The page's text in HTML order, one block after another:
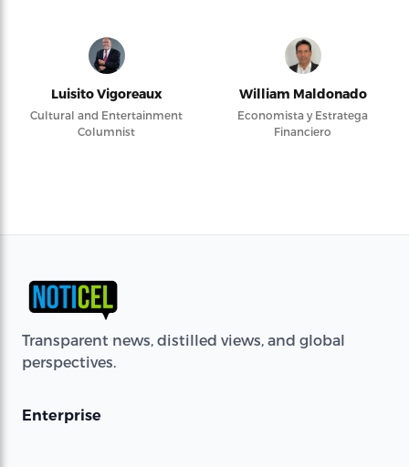
Luisito Vigoreaux
Cultural and Entertainment
Columnist
William Maldonado
Economista y Estratega
Financiero
Transparent news, distilled views, and global
perspectives.
Enterprise